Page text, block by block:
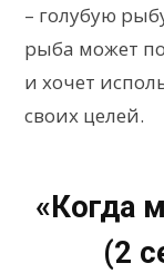
– голубую
рыба может
и хочет
своих целей.
«Когда
(2